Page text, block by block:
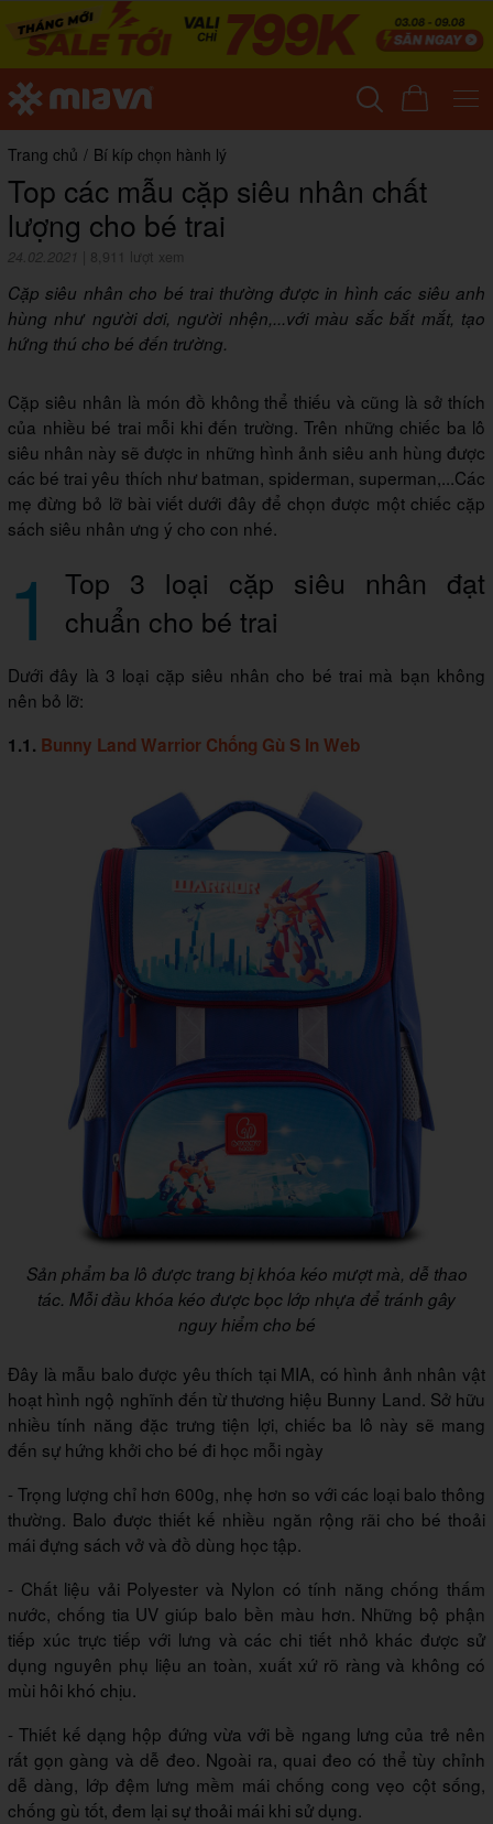
Trang chủ / Bí kíp chọn hành lý
Top các mẫu cặp siêu nhân chất
lượng cho bé trai
24.02.2021 8,911 lượt xem
Cặp siêu nhân cho bé trai thường được in hình các siêu anh
hùng như người dơi, người nhện,...với màu sắc bắt mắt, tạo
hứng thú cho bé đến trường.
Cặp siêu nhân là món đồ không thể thiếu và cũng là sở thích
của nhiều bé trai mỗi khi đến trường. Trên những chiếc ba lô
siêu nhân này sẽ được in những hình ảnh siêu anh hùng được
các bé trai yêu thích như batman, spiderman, superman,...Các
mẹ đừng bỏ lỡ bài viết dưới đây để chọn được một chiếc cặp
sách siêu nhân ưng ý cho con nhé.
1
Top 3 loại cặp siêu nhân đạt
chuẩn cho bé trai
Dưới đây là 3 loại cặp siêu nhân cho bé trai mà bạn không
nên bỏ lỡ:
1.1. Bunny Land Warrior Chống Gù S In Web
Sản phẩm ba lô được trang bị khóa kéo mượt mà, dễ thao
tác. Mỗi đầu khóa kéo được bọc lớp nhựa để tránh gây
nguy hiểm cho bé
Đây là mẫu balo được yêu thích tại MIA, có hình ảnh nhân vật
hoạt hình ngộ nghĩnh đến từ thương hiệu Bunny Land. Sở hữu
nhiều tính năng đặc trưng tiện lợi, chiếc ba lô này sẽ mang
đến sự hứng khởi cho bé đi học mỗi ngày
- Trọng lượng chỉ hơn 600g, nhẹ hơn so với các loại balo thông
thường. Balo được thiết kế nhiều ngăn rộng rãi cho bé thoải
mái đựng sách vở và đồ dùng học tập.
- Chất liệu vải Polyester và Nylon có tính năng chống thấm
nước, chống tia UV giúp balo bền màu hơn. Những bộ phận
tiếp xúc trực tiếp với lưng và các chi tiết nhỏ khác được sử
dụng nguyên phụ liệu an toàn, xuất xứ rõ ràng và không có
mùi hôi khó chịu.
- Thiết kế dạng hộp đứng vừa với bề ngang lưng của trẻ nên
rất gọn gàng và dễ đeo. Ngoài ra, quai đeo có thể tùy chỉnh
dễ dàng, lớp đệm lưng mềm mái chống cong vẹo cột sống,
chống gù tốt, đem lại sự thoải mái khi sử dụng.